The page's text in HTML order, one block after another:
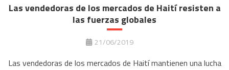
Las vendedoras de los mercados de Haití resisten a
las fuerzas globales
21/06/2019
Las vendedoras de los mercados de Haití mantienen una lucha